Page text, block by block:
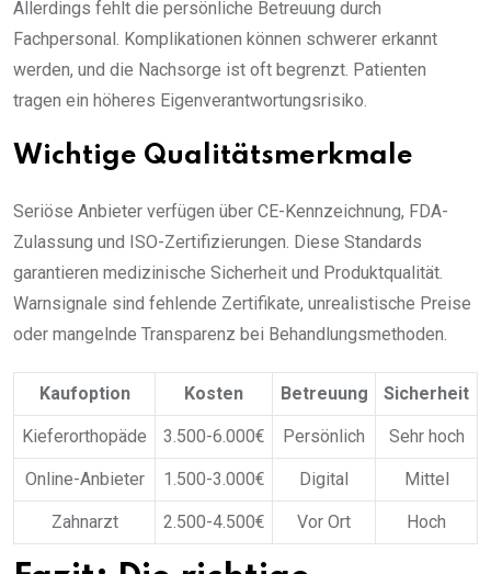
Allerdings fehlt die persönliche Betreuung durch
Fachpersonal. Komplikationen können schwerer erkannt
werden, und die Nachsorge ist oft begrenzt. Patienten
tragen ein höheres Eigenverantwortungsrisiko.
Wichtige Qualitätsmerkmale
Seriöse Anbieter verfügen über CE-Kennzeichnung, FDA-
Zulassung und ISO-Zertifizierungen. Diese Standards
garantieren medizinische Sicherheit und Produktqualität.
Warnsignale sind fehlende Zertifikate, unrealistische Preise
oder mangelnde Transparenz bei Behandlungsmethoden.
Kaufoption Kosten Betreuung Sicherheit
Kieferorthopäde 3.500-6.000€ Persönlich Sehr hoch
Online-Anbieter 1.500-3.000€ Digital Mittel
Zahnarzt 2.500-4.500€ Vor Ort Hoch